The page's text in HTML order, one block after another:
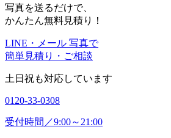
写真を送るだけで、
かんたん無料見積り！
LINE・メール 写真で
簡単見積り・ご相談
土日祝も対応しています
0120-33-0308
受付時間／9:00～21:00